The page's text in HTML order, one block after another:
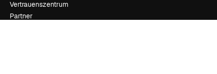
Vertrauenszentrum
Partner